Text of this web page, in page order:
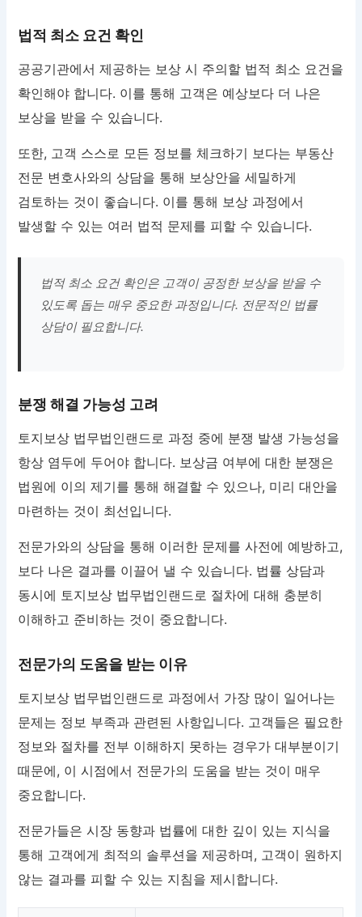
법적 최소 요건 확인
공공기관에서 제공하는 보상 시 주의할 법적 최소 요건을
확인해야 합니다. 이를 통해 고객은 예상보다 더 나은
보상을 받을 수 있습니다.
또한, 고객 스스로 모든 정보를 체크하기 보다는 부동산
전문 변호사와의 상담을 통해 보상안을 세밀하게
검토하는 것이 좋습니다. 이를 통해 보상 과정에서
발생할 수 있는 여러 법적 문제를 피할 수 있습니다.
법적 최소 요건 확인은 고객이 공정한 보상을 받을 수
있도록 돕는 매우 중요한 과정입니다. 전문적인 법률
상담이 필요합니다.
분쟁 해결 가능성 고려
토지보상 법무법인랜드로 과정 중에 분쟁 발생 가능성을
항상 염두에 두어야 합니다. 보상금 여부에 대한 분쟁은
법원에 이의 제기를 통해 해결할 수 있으나, 미리 대안을
마련하는 것이 최선입니다.
전문가와의 상담을 통해 이러한 문제를 사전에 예방하고,
보다 나은 결과를 이끌어 낼 수 있습니다. 법률 상담과
동시에 토지보상 법무법인랜드로 절차에 대해 충분히
이해하고 준비하는 것이 중요합니다.
전문가의 도움을 받는 이유
토지보상 법무법인랜드로 과정에서 가장 많이 일어나는
문제는 정보 부족과 관련된 사항입니다. 고객들은 필요한
정보와 절차를 전부 이해하지 못하는 경우가 대부분이기
때문에, 이 시점에서 전문가의 도움을 받는 것이 매우
중요합니다.
전문가들은 시장 동향과 법률에 대한 깊이 있는 지식을
통해 고객에게 최적의 솔루션을 제공하며, 고객이 원하지
않는 결과를 피할 수 있는 지침을 제시합니다.